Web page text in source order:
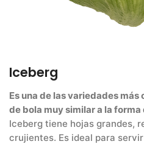
Iceberg
Es una de las variedades
de bola muy similar a la forma
Iceberg tiene hojas grandes,
crujientes. Es ideal para